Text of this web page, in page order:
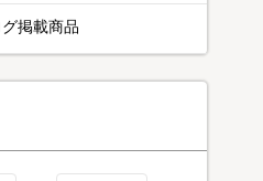
掲載商品